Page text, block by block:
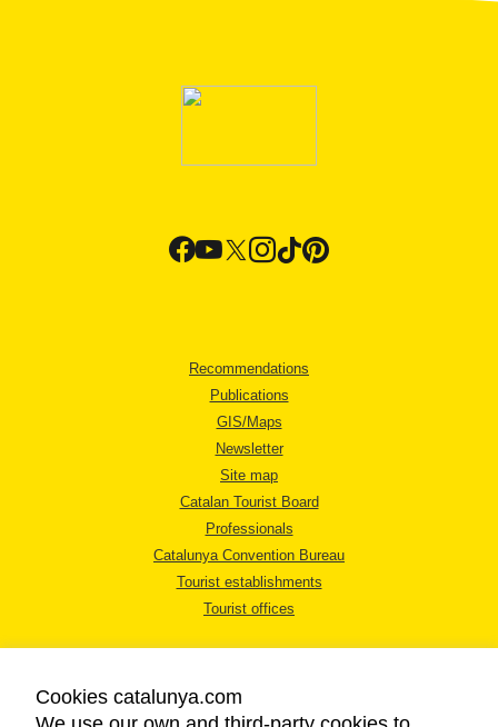
Recommendations
Publications
GIS/Maps
Newsletter
Site map
Catalan Tourist Board
Professionals
Catalunya Convention Bureau
Tourist establishments
Tourist offices
Cookies catalunya.com